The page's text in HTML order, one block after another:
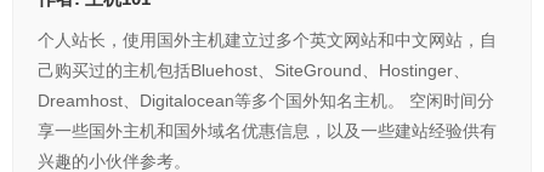
个人站长，使用国外主机建立过多个英文网站和中文网站，自
己购买过的主机包括Bluehost、SiteGround、Hostinger、
Dreamhost、Digitalocean等多个国外知名主机。 空闲时间分
享一些国外主机和国外域名优惠信息，以及一些建站经验供有
兴趣的小伙伴参考。